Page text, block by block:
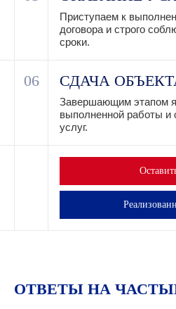
Приступаем к
договора и строго
сроки.
06 СДАЧА
Завершающим этапом
выполненной работы и
услуг.
ОТВЕТЫ НА